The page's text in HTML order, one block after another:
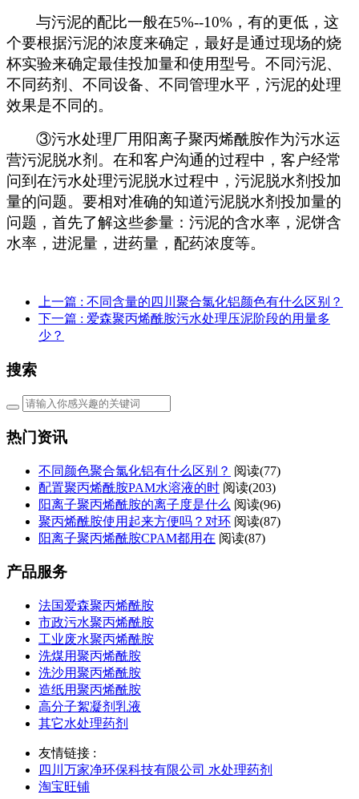
与污泥的配比一般在5%--10% ，有的更低，这
个要根据污泥的浓度来确定，最好是通过现场的烧
杯实验来确定最佳投加量和使用型号。不同污泥、
不同药剂、不同设备、不同管理水平，污泥的处理
效果是不同的。
③污水处理厂用阳离子聚丙烯酰胺作为污水运
营污泥脱水剂。在和客户沟通的过程中，客户经常
问到在污水处理污泥脱水过程中，污泥脱水剂投加
量的问题。要相对准确的知道污泥脱水剂投加量的
问题，首先了解这些参量：污泥的含水率，泥饼含
水率，进泥量，进药量，配药浓度等。
上一篇 : 不同含量的四川聚合氯化铝颜色有什么区别？
下一篇 : 爱森聚丙烯酰胺污水处理压泥阶段的用量多
少？
搜索
热门资讯
不同颜色聚合氯化铝有什么区别？ 阅读(77)
配置聚丙烯酰胺PAM水溶液的时 阅读(203)
阳离子聚丙烯酰胺的离子度是什么 阅读(96)
聚丙烯酰胺使用起来方便吗？对环 阅读(87)
阳离子聚丙烯酰胺CPAM都用在 阅读(87)
产品服务
法国爱森聚丙烯酰胺
市政污水聚丙烯酰胺
工业废水聚丙烯酰胺
洗煤用聚丙烯酰胺
洗沙用聚丙烯酰胺
造纸用聚丙烯酰胺
高分子絮凝剂乳液
其它水处理药剂
友情链接 :
四川万家净环保科技有限公司 水处理药剂
淘宝旺铺